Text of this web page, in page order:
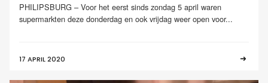
PHILIPSBURG – Voor het eerst sinds zondag 5 april waren
supermarkten deze donderdag en ook vrijdag weer open voor...
17 APRIL 2020